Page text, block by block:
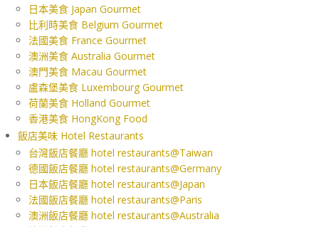
日本美食 Japan Gourmet
比利時美食 Belgium Gourmet
法國美食 France Gourmet
澳洲美食 Australia Gourmet
澳門美食 Macau Gourmet
盧森堡美食 Luxembourg Gourmet
荷蘭美食 Holland Gourmet
香港美食 HongKong Food
飯店美味 Hotel Restaurants
台灣飯店餐廳 hotel restaurants@Taiwan
德國飯店餐廳 hotel restaurants@Germany
日本飯店餐廳 hotel restaurants@Japan
法國飯店餐廳 hotel restaurants@Paris
澳洲飯店餐廳 hotel restaurants@Australia